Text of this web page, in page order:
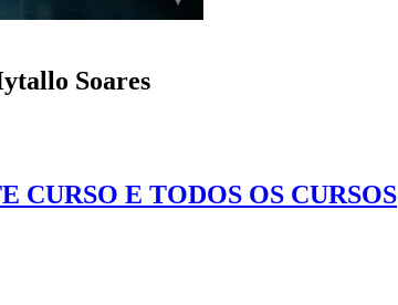
Soares
CURSO E TODOS OS CURSOS